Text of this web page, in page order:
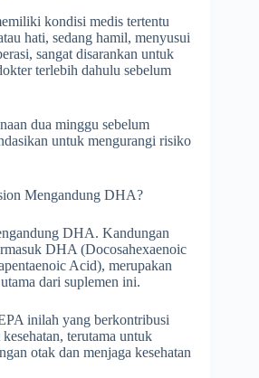
kondisi medis tertentu
hati, sedang hamil, menyusui
sangat disarankan untuk
terlebih dahulu sebelum
dua minggu sebelum
untuk mengurangi risiko
Mengandung DHA?
DHA. Kandungan
DHA (Docosahexaenoic
Acid), merupakan
dari suplemen ini.
inilah yang berkontribusi
terutama untuk
otak dan menjaga kesehatan